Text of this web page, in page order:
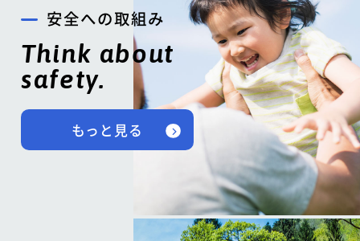
安全への取組み
Think about
safety.
もっと見る